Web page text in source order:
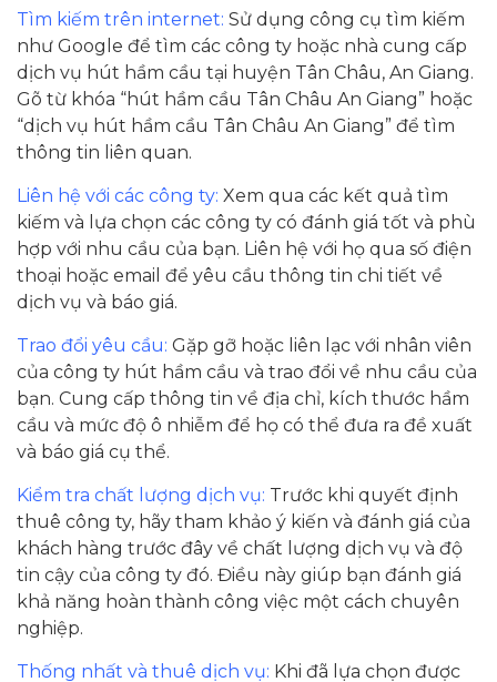
Tìm kiếm trên internet: Sử dụng công cụ tìm kiếm
như Google để tìm các công ty hoặc nhà cung cấp
dịch vụ hút hầm cầu tại huyện Tân Châu, An Giang.
Gõ từ khóa “hút hầm cầu Tân Châu An Giang” hoặc
“dịch vụ hút hầm cầu Tân Châu An Giang” để tìm
thông tin liên quan.
Liên hệ với các công ty: Xem qua các kết quả tìm
kiếm và lựa chọn các công ty có đánh giá tốt và phù
hợp với nhu cầu của bạn. Liên hệ với họ qua số điện
thoại hoặc email để yêu cầu thông tin chi tiết về
dịch vụ và báo giá.
Trao đổi yêu cầu: Gặp gỡ hoặc liên lạc với nhân viên
của công ty hút hầm cầu và trao đổi về nhu cầu của
bạn. Cung cấp thông tin về địa chỉ, kích thước hầm
cầu và mức độ ô nhiễm để họ có thể đưa ra đề xuất
và báo giá cụ thể.
Kiểm tra chất lượng dịch vụ: Trước khi quyết định
thuê công ty, hãy tham khảo ý kiến và đánh giá của
khách hàng trước đây về chất lượng dịch vụ và độ
tin cậy của công ty đó. Điều này giúp bạn đánh giá
khả năng hoàn thành công việc một cách chuyên
nghiệp.
Thống nhất và thuê dịch vụ: Khi đã lựa chọn được